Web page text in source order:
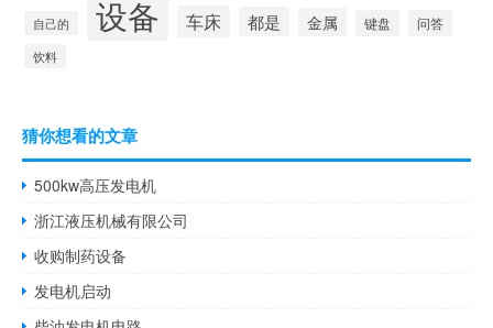
自己的 设备 车床 都是 金属 键盘 问答
饮料
猜你想看的文章
500kw高压发电机
浙江液压机械有限公司
收购制药设备
发电机启动